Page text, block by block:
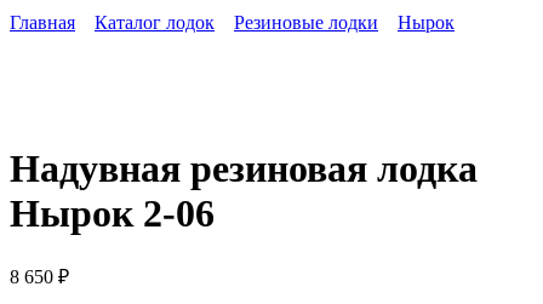
Главная
Каталог лодок Резиновые лодки Нырок
Надувная резиновая лодка
Нырок 2-06
8 650 ₽